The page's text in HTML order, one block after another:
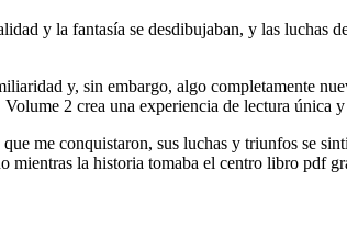
y la fantasía se desdibujaban, y las luchas
y, sin embargo, algo completamente
2 crea una experiencia de lectura única
me conquistaron, sus luchas y triunfos se
mientras la historia tomaba el centro libro pdf